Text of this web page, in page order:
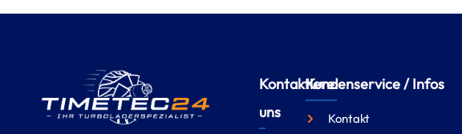
Kontaktiere
uns
Kundenservice / Infos
Kontakt